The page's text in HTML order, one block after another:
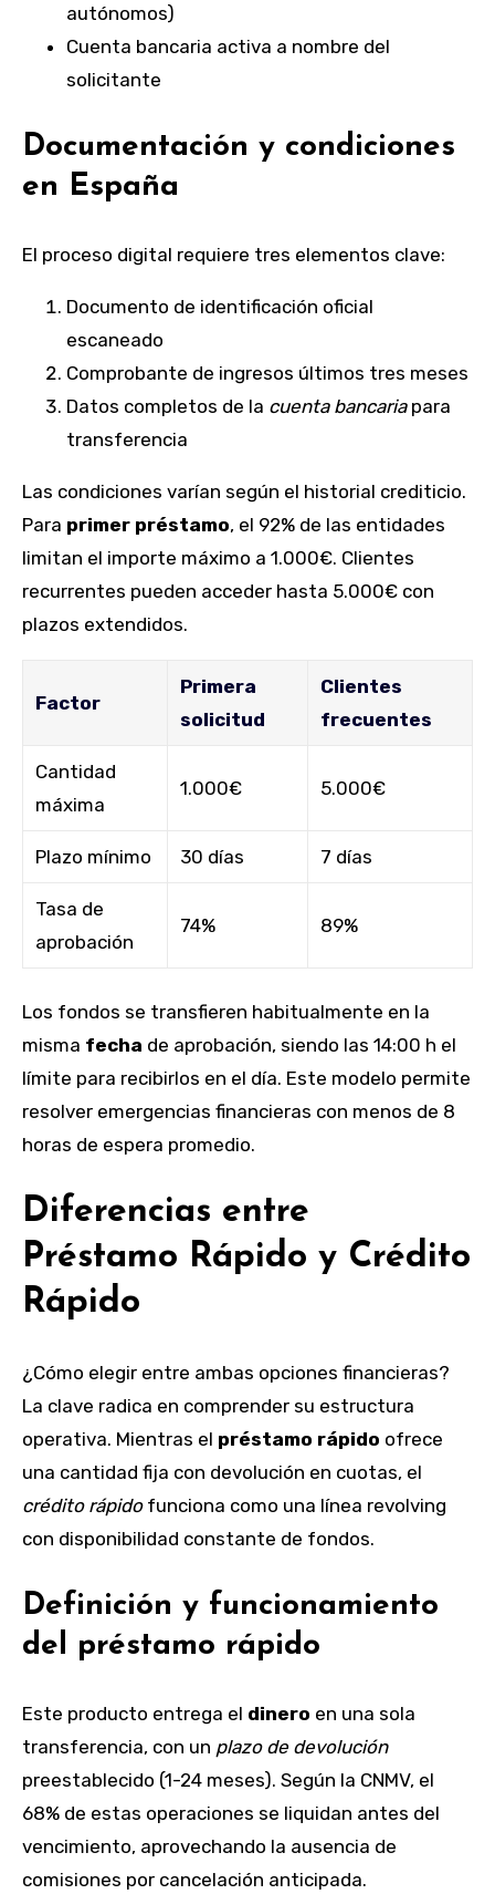
autónomos)
Cuenta bancaria activa a nombre del
solicitante
Documentación y condiciones
en España
El proceso digital requiere tres elementos clave:
Documento de identificación oficial
escaneado
Comprobante de ingresos últimos tres meses
Datos completos de la cuenta bancariapara
transferencia
Las condiciones varían según el historial crediticio.
Para primer préstamo, el 92% de las entidades
limitan el importe máximo a 1.000€. Clientes
recurrentes pueden acceder hasta 5.000€ con
plazos extendidos.
Factor
Primera
solicitud
Clientes
frecuentes
Cantidad
máxima
1.000€ 5.000€
Plazo mínimo 30 días 7 días
Tasa de
aprobación
74% 89%
Los fondos se transfieren habitualmente en la
misma fecha de aprobación, siendo las 14:00 h el
límite para recibirlos en el día. Este modelo permite
resolver emergencias financieras con menos de 8
horas de espera promedio.
Diferencias entre
Préstamo Rápido y Crédito
Rápido
¿Cómo elegir entre ambas opciones financieras?
La clave radica en comprender su estructura
operativa. Mientras el préstamo rápido ofrece
una cantidad fija con devolución en cuotas, el
crédito rápidofunciona como una línea revolving
con disponibilidad constante de fondos.
Definición y funcionamiento
del préstamo rápido
Este producto entrega el dinero en una sola
transferencia, con un plazo de devolución
preestablecido (1-24 meses). Según la CNMV, el
68% de estas operaciones se liquidan antes del
vencimiento, aprovechando la ausencia de
comisiones por cancelación anticipada.